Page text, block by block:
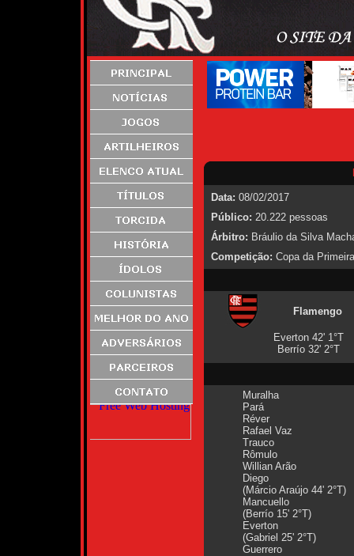
Data: 08/02/2017
Público: 20.222 pessoas
Árbitro: Bráulio da Silva
Competição: Copa da
Flamengo
Everton 42' 1°T
Berrío 32' 2°T
Muralha
Pará
Réver
Rafael Vaz
Trauco
Rômulo
Willian Arão
Diego
(Márcio Araújo 44' 2°T)
Mancuello
(Berrío 15' 2°T)
Everton
(Gabriel 25' 2°T)
Guerrero